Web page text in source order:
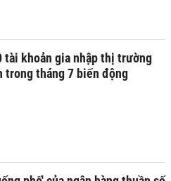
tài khoản gia nhập thị trường
trong tháng 7 biến động